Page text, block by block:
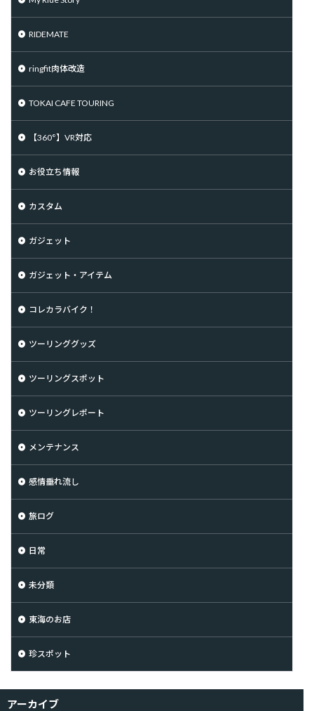
RIDEMATE
ringfit肉体改造
TOKAI CAFE TOURING
【360°】VR対応
お役立ち情報
カスタム
ガジェット
ガジェット・アイテム
コレカラバイク！
ツーリンググッズ
ツーリングスポット
ツーリングレポート
メンテナンス
感情垂れ流し
旅ログ
日常
未分類
東海のお店
珍スポット
アーカイブ